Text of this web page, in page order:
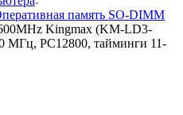
память SO-DIMM
Kingmax (KM-LD3-
МГц, PC12800, тайминги 11-